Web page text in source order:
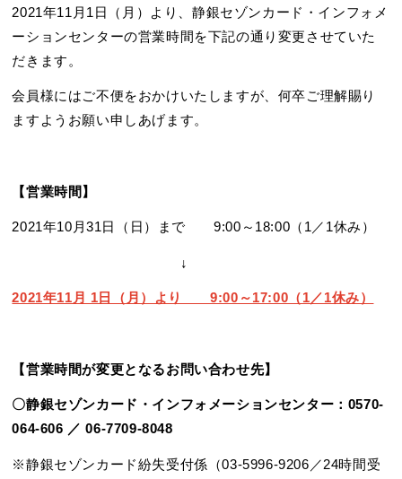
2021年11月1日（月）より、静銀セゾンカード・インフォメ
ーションセンターの営業時間を下記の通り変更させていた
だきます。
会員様にはご不便をおかけいたしますが、何卒ご理解賜り
ますようお願い申しあげます。
【営業時間】
2021年10月31日（日）まで 9:00～18:00（1／1休み）
↓
2021年11月 1日（月）より 9:00～17:00（1／1休み）
【営業時間が変更となるお問い合わせ先】
〇静銀セゾンカード・インフォメーションセンター：0570-
064-606 ／ 06-7709-8048
※静銀セゾンカード紛失受付係（03-5996-9206／24時間受